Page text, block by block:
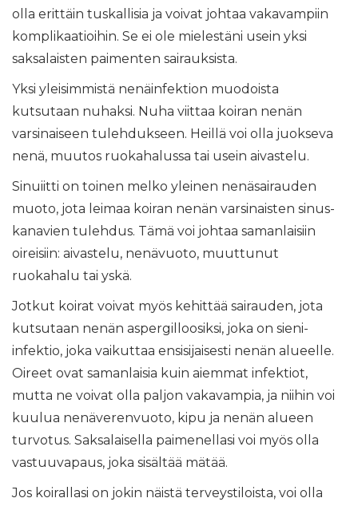
olla erittäin tuskallisia ja voivat johtaa vakavampiin
komplikaatioihin. Se ei ole mielestäni usein yksi
saksalaisten paimenten sairauksista.
Yksi yleisimmistä nenäinfektion muodoista
kutsutaan nuhaksi. Nuha viittaa koiran nenän
varsinaiseen tulehdukseen. Heillä voi olla juokseva
nenä, muutos ruokahalussa tai usein aivastelu.
Sinuiitti on toinen melko yleinen nenäsairauden
muoto, jota leimaa koiran nenän varsinaisten sinus-
kanavien tulehdus. Tämä voi johtaa samanlaisiin
oireisiin: aivastelu, nenävuoto, muuttunut
ruokahalu tai yskä.
Jotkut koirat voivat myös kehittää sairauden, jota
kutsutaan nenän aspergilloosiksi, joka on sieni-
infektio, joka vaikuttaa ensisijaisesti nenän alueelle.
Oireet ovat samanlaisia ​​kuin aiemmat infektiot,
mutta ne voivat olla paljon vakavampia, ja niihin voi
kuulua nenäverenvuoto, kipu ja nenän alueen
turvotus. Saksalaisella paimenellasi voi myös olla
vastuuvapaus, joka sisältää mätää.
Jos koirallasi on jokin näistä terveystiloista, voi olla